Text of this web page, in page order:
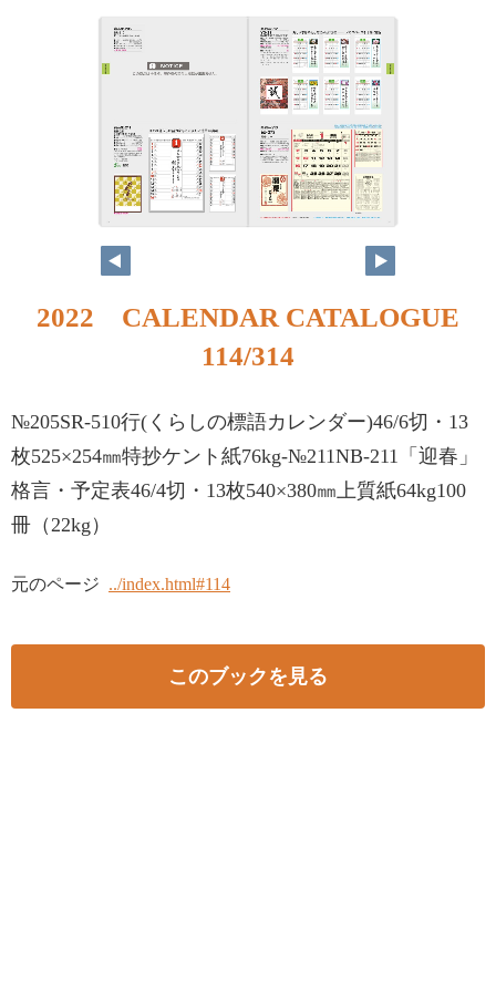
2022 CALENDAR CATALOGUE
114/314
№205SR-510行(くらしの標語カレンダー)46/6切・13
枚525×254㎜特抄ケント紙76kg-№211NB-211「迎春」
格言・予定表46/4切・13枚540×380㎜上質紙64kg100
冊（22kg）
元のページ ../index.html#114
このブックを見る